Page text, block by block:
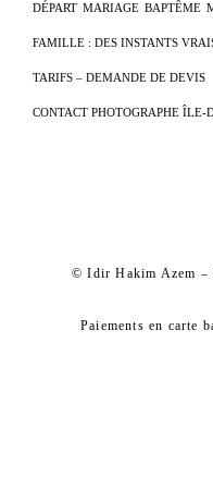
DÉPART MARIAGE BAPTÊME
FAMILLE : DES INSTANTS
TARIFS – DEMANDE DE DEVIS
CONTACT PHOTOGRAPHE
© Idir Hakim Azem –
Paiements en carte